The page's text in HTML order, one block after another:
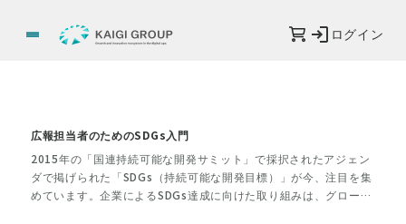
ログイン
広報担当者のためのSDGs入門
2015年の「国連持続可能な開発サミット」で採択されたアジェン
ダで掲げられた「SDGs（持続可能な開発目標）」が今、注目を集
めています。企業によるSDGs達成に向けた取り組みは、グローバ